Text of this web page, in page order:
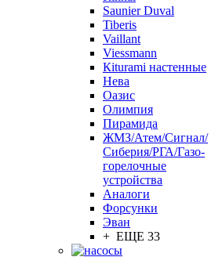
Saunier Duval
Tiberis
Vaillant
Viessmann
Кiturami настенные
Нева
Оазис
Олимпия
Пирамида
ЖМЗ/Атем/Сигнал/
Сиберия/РГА/Газо-
горелочные
устройства
Aналоги
Форсунки
Эван
+ ЕЩЕ 33